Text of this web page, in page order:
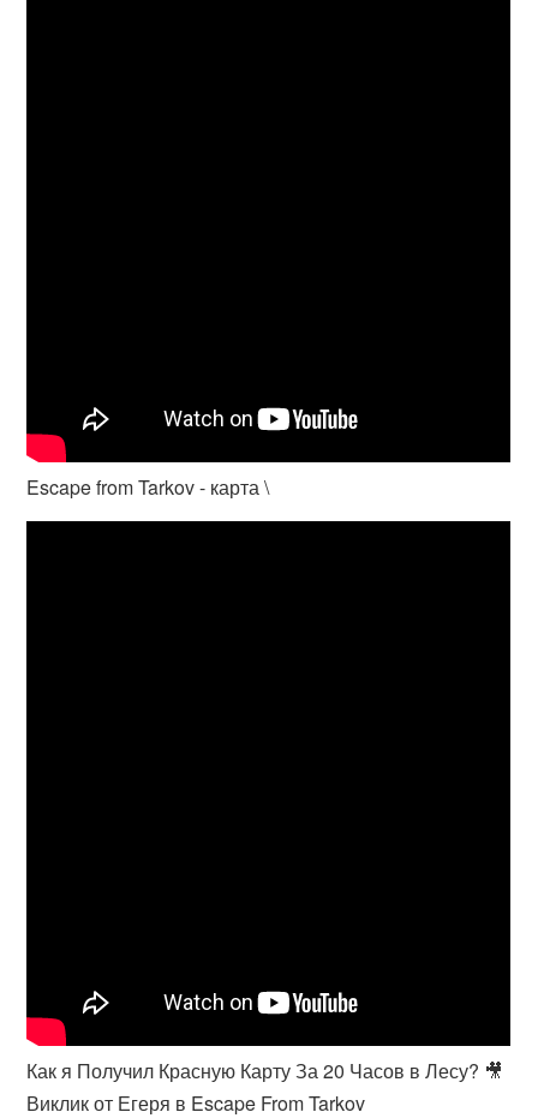
Escape from Tarkov - карта \
Как я Получил Красную Карту За 20 Часов в Лесу? 🎥
Виклик от Егеря в Escape From Tarkov